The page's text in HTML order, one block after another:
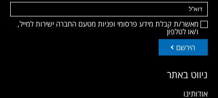
מאשר/ת קבלת מידע פרסומי ופניות מטעם החברה ישירות למייל,
ו/או לטלפון
הירשם
ניווט באתר
אודותינו